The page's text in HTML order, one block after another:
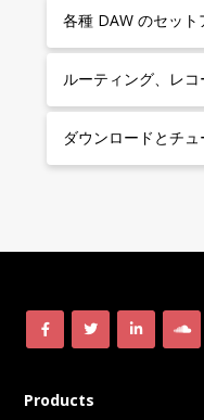
各種 DAW のセッ
ルーティング、レ
ダウンロードとチ
Products